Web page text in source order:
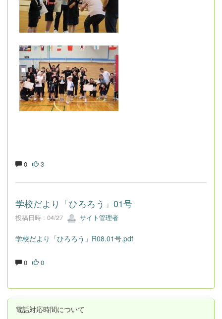
0 3
学校だより「ひろろう」01号
投稿日時 : 04/27 サイト管理者
学校だより「ひろろう」R08.01号.pdf
0 0
電話対応時間について